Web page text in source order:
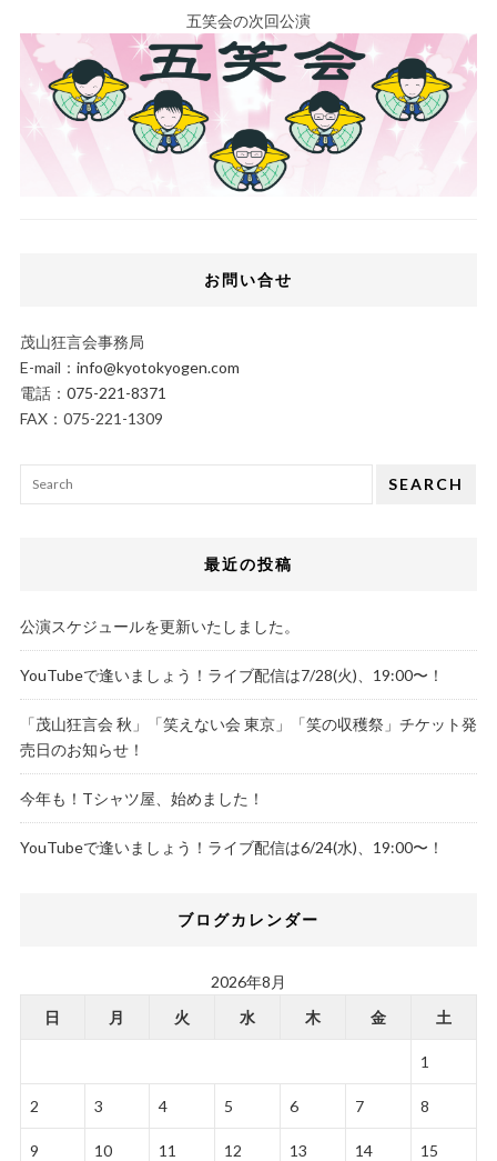
五笑会の次回公演
お問い合せ
茂山狂言会事務局
E-mail： info@kyotokyogen.com
電話： 075-221-8371
FAX：075-221-1309
SEARCH
最近の投稿
公演スケジュールを更新いたしました。
YouTubeで逢いましょう！ライブ配信は7/28(火)、19:00〜！
「茂山狂言会 秋」「笑えない会 東京」「笑の収穫祭」チケット発
売日のお知らせ！
今年も！Tシャツ屋、始めました！
YouTubeで逢いましょう！ライブ配信は6/24(水)、19:00〜！
ブログカレンダー
2026年8月
日
月 火 水 木 金 土
1
2 3 4 5 6 7 8
9 10 11 12 13 14 15